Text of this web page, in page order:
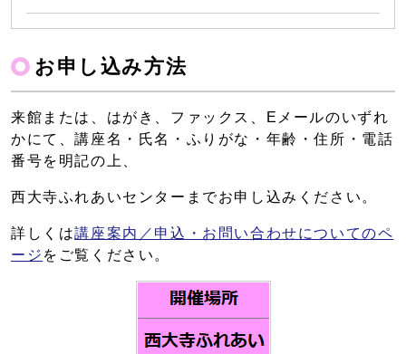
お申し込み方法
来館または、はがき、ファックス、Eメールのいずれ
かにて、講座名・氏名・ふりがな・年齢・住所・電話
番号を明記の上、
西大寺ふれあいセンターまでお申し込みください。
詳しくは講座案内／申込・お問い合わせについてのペ
ージ をご覧ください。